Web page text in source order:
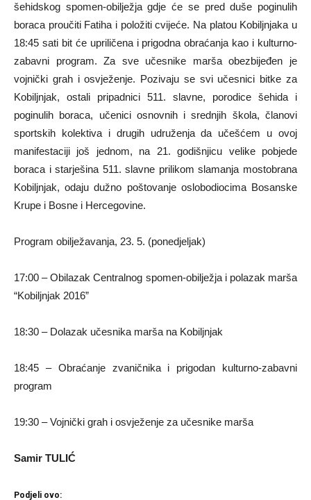
šehidskog spomen-obilježja gdje će se pred duše poginulih
boraca proučiti Fatiha i položiti cvijeće. Na platou Kobiljnjaka u
18:45 sati bit će upriličena i prigodna obraćanja kao i kulturno-
zabavni program. Za sve učesnike marša obezbijeđen je
vojnički grah i osvježenje. Pozivaju se svi učesnici bitke za
Kobiljnjak, ostali pripadnici 511. slavne, porodice šehida i
poginulih boraca, učenici osnovnih i srednjih škola, članovi
sportskih kolektiva i drugih udruženja da učešćem u ovoj
manifestaciji još jednom, na 21. godišnjicu velike pobjede
boraca i starješina 511. slavne prilikom slamanja mostobrana
Kobiljnjak, odaju dužno poštovanje oslobodiocima Bosanske
Krupe i Bosne i Hercegovine.
Program obilježavanja, 23. 5. (ponedjeljak)
17:00 – Obilazak Centralnog spomen-obilježja i polazak marša
“Kobiljnjak 2016”
18:30 – Dolazak učesnika marša na Kobiljnjak
18:45 – Obraćanje zvaničnika i prigodan kulturno-zabavni
program
19:30 – Vojnički grah i osvježenje za učesnike marša
Samir TULIĆ
Podjeli ovo: